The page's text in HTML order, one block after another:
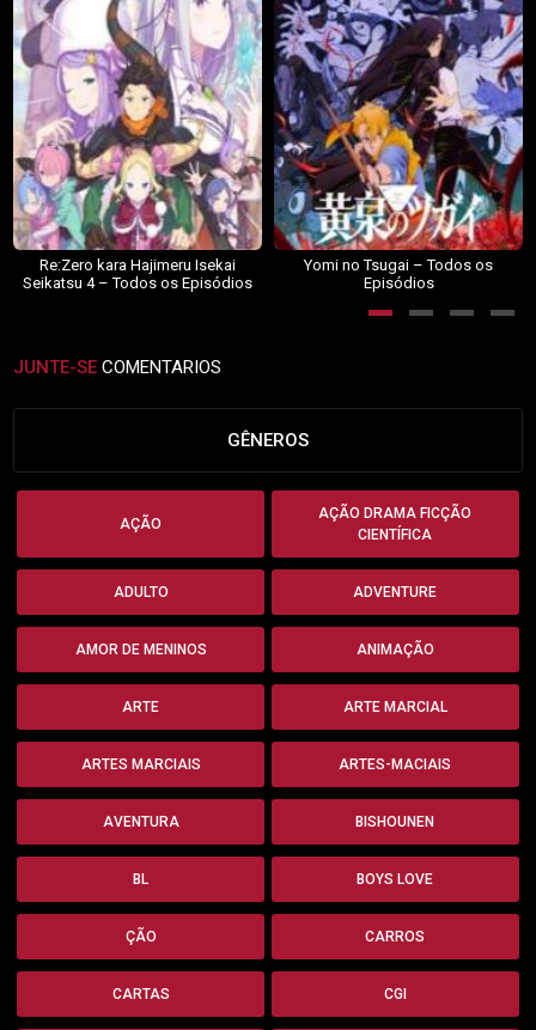
Re:Zero kara Hajimeru Isekai
Seikatsu 4 – Todos os Episódios
Yomi no Tsugai – Todos os
Episódios
JUNTE-SE COMENTARIOS
GÊNEROS
AÇÃO
AÇÃO DRAMA FICÇÃO
CIENTÍFICA
ADULTO ADVENTURE
AMOR DE MENINOS ANIMAÇÃO
ARTE ARTE MARCIAL
ARTES MARCIAIS ARTES-MACIAIS
AVENTURA BISHOUNEN
BL BOYS LOVE
ÇÃO CARROS
CARTAS CGI